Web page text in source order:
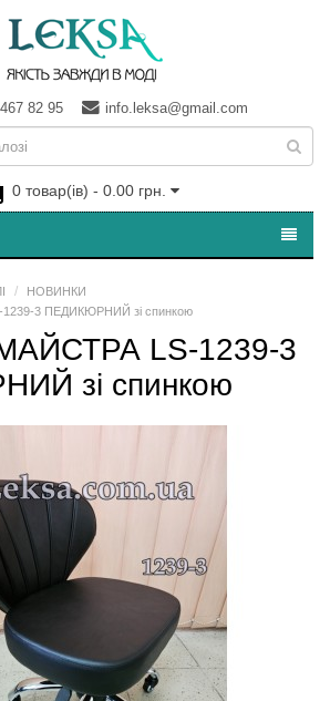
82 95 info.leksa@gmail.com
0 товар(ів) - 0.00 грн.
НОВИНКИ
3 ПЕДИКЮРНИЙ зі спинкою
LS-1239-3
зі спинкою